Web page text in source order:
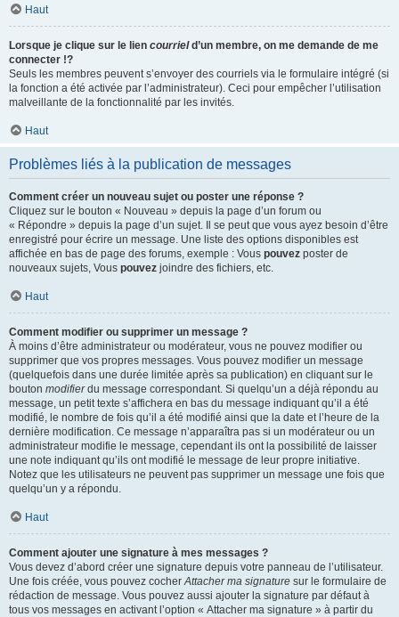
Haut
Lorsque je clique sur le lien courrield’un membre, on me demande de me
connecter !?
Seuls les membres peuvent s’envoyer des courriels via le formulaire intégré (si
la fonction a été activée par l’administrateur). Ceci pour empêcher l’utilisation
malveillante de la fonctionnalité par les invités.
Haut
Problèmes liés à la publication de messages
Comment créer un nouveau sujet ou poster une réponse ?
Cliquez sur le bouton « Nouveau » depuis la page d’un forum ou
« Répondre » depuis la page d’un sujet. Il se peut que vous ayez besoin d’être
enregistré pour écrire un message. Une liste des options disponibles est
affichée en bas de page des forums, exemple : Vous pouvez poster de
nouveaux sujets, Vous pouvez joindre des fichiers, etc.
Haut
Comment modifier ou supprimer un message ?
À moins d’être administrateur ou modérateur, vous ne pouvez modifier ou
supprimer que vos propres messages. Vous pouvez modifier un message
(quelquefois dans une durée limitée après sa publication) en cliquant sur le
bouton modifierdu message correspondant. Si quelqu’un a déjà répondu au
message, un petit texte s’affichera en bas du message indiquant qu’il a été
modifié, le nombre de fois qu’il a été modifié ainsi que la date et l’heure de la
dernière modification. Ce message n’apparaîtra pas si un modérateur ou un
administrateur modifie le message, cependant ils ont la possibilité de laisser
une note indiquant qu’ils ont modifié le message de leur propre initiative.
Notez que les utilisateurs ne peuvent pas supprimer un message une fois que
quelqu’un y a répondu.
Haut
Comment ajouter une signature à mes messages ?
Vous devez d’abord créer une signature depuis votre panneau de l’utilisateur.
Une fois créée, vous pouvez cocherAttacher ma signature sur le formulaire de
rédaction de message. Vous pouvez aussi ajouter la signature par défaut à
tous vos messages en activant l’option « Attacher ma signature » à partir du